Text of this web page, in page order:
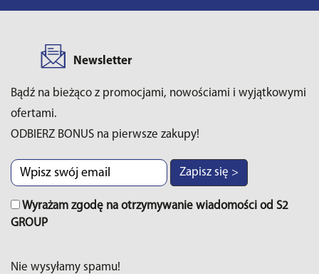
Newsletter
Bądź na bieżąco z promocjami, nowościami i wyjątkowymi
ofertami.
ODBIERZ BONUS na pierwsze zakupy!
Zapisz się >
Wyrażam zgodę na otrzymywanie wiadomości od S2
GROUP
Nie wysyłamy spamu!